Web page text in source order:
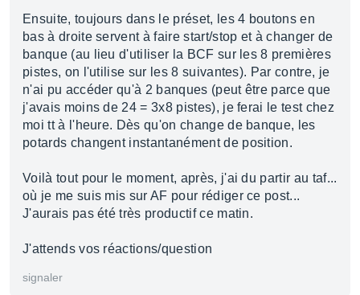
Ensuite, toujours dans le préset, les 4 boutons en
bas à droite servent à faire start/stop et à changer de
banque (au lieu d'utiliser la BCF sur les 8 premières
pistes, on l'utilise sur les 8 suivantes). Par contre, je
n'ai pu accéder qu'à 2 banques (peut être parce que
j'avais moins de 24 = 3x8 pistes), je ferai le test chez
moi tt à l'heure. Dès qu'on change de banque, les
potards changent instantanément de position.
Voilà tout pour le moment, après, j'ai du partir au taf...
où je me suis mis sur AF pour rédiger ce post...
J'aurais pas été très productif ce matin.
J'attends vos réactions/question
signaler